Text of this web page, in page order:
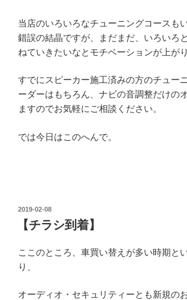
当店のいろいろなチューニングコースも
錯誤の結晶ですが、まだまだ、いろいろ
ねていきたいなとモチベーションが上が
すでにスピーカー施工済みの方のチュー
ーダーはもちろん、ナビの音調整だけの
ますのでお気軽にご相談ください。
では今日はこのへんで。
投
稿
日:
2019-02-08
【チラシ到着】
ここのところ、車買い替えが多い時期と
り、
オーディオ・セキュリティーとも新規の